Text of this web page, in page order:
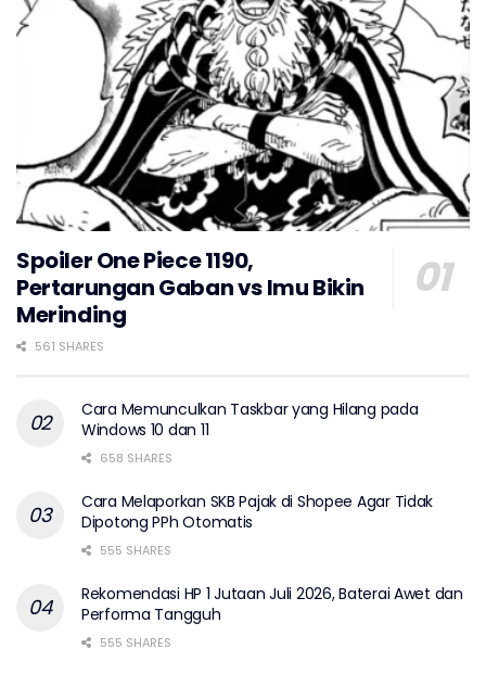
Spoiler One Piece 1190,
Pertarungan Gaban vs Imu Bikin
Merinding
561 SHARES
Cara Memunculkan Taskbar yang Hilang pada
Windows 10 dan 11
658 SHARES
Cara Melaporkan SKB Pajak di Shopee Agar Tidak
Dipotong PPh Otomatis
555 SHARES
Rekomendasi HP 1 Jutaan Juli 2026, Baterai Awet dan
Performa Tangguh
555 SHARES